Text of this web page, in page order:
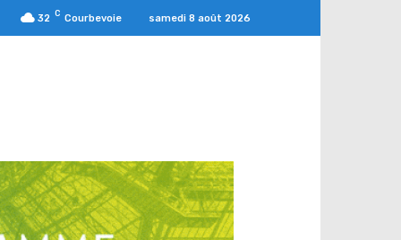
32 C Courbevoie samedi 8 août 2026